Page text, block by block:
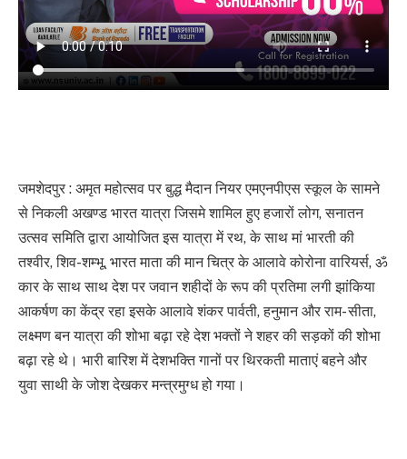
जमशेदपुर : अमृत महोत्सव पर बुद्ध मैदान नियर एमएनपीएस स्कूल के सामने
से निकली अखण्ड भारत यात्रा जिसमे शामिल हुए हजारों लोग, सनातन
उत्सव समिति द्वारा आयोजित इस यात्रा में रथ, के साथ मां भारती की
तश्वीर, शिव-शम्भू, भारत माता की मान चित्र के आलावे कोरोना वारियर्स, ॐ
कार के साथ साथ देश पर जवान शहीदों के रूप की प्रतिमा लगी झांकिया
आकर्षण का केंद्र रहा इसके आलावे शंकर पार्वती, हनुमान और राम- सीता,
लक्ष्मण बन यात्रा की शोभा बढ़ा रहे देश भक्तों ने शहर की सड़कों की शोभा
बढ़ा रहे थे। भारी बारिश में देशभक्ति गानों पर थिरकती माताएं बहने और
युवा साथी के जोश देखकर मन्त्रमुग्ध हो गया।